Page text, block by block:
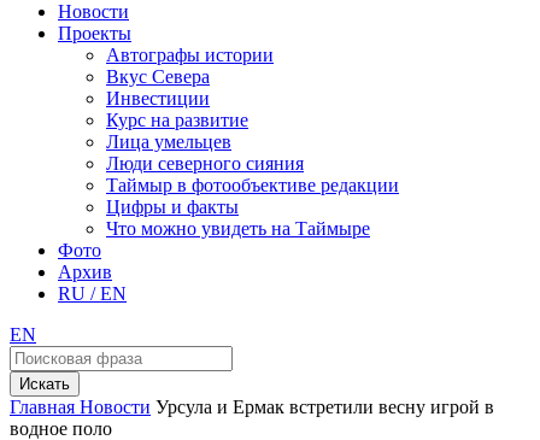
Новости
Проекты
Автографы истории
Вкус Севера
Инвестиции
Курс на развитие
Лица умельцев
Люди северного сияния
Таймыр в фотообъективе редакции
Цифры и факты
Что можно увидеть на Таймыре
Фото
Архив
RU / EN
EN
Искать
Главная Новости Урсула и Ермак встретили весну игрой в
водное поло